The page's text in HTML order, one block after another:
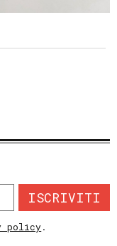
ISCRIVITI
policy.